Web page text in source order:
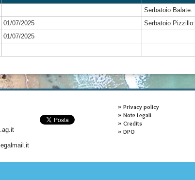
Serbatoio Balate:
01/07/2025
Serbatoio Pizzillo:
01/07/2025
Privacy policy
Note Legali
Credits
DPO